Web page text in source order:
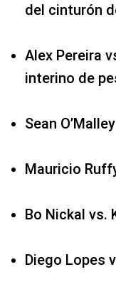
del cinturón
Alex Pereira
interino de
Sean
Mauricio
Bo Nickal vs.
Diego Lopes